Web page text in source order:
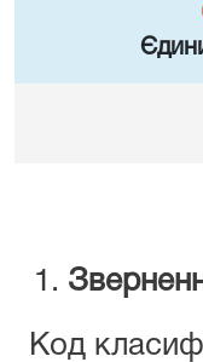
Код